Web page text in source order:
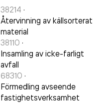
38214 ·
Återvinning av källsorterat
material
38110 ·
Insamling av icke-farligt
avfall
68310 ·
Förmedling avseende
fastighetsverksamhet